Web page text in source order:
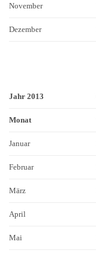
November
Dezember
Jahr 2013
Monat
Januar
Februar
März
April
Mai